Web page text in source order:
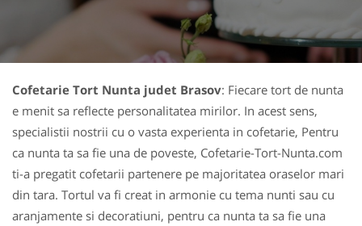
Cofetarie Tort Nunta judet Brasov: Fiecare tort de nunta
e menit sa reflecte personalitatea mirilor. In acest sens,
specialistii nostrii cu o vasta experienta in cofetarie, Pentru
ca nunta ta sa fie una de poveste, Cofetarie-Tort-Nunta.com
ti-a pregatit cofetarii partenere pe majoritatea oraselor mari
din tara. Tortul va fi creat in armonie cu tema nunti sau cu
aranjamente si decoratiuni, pentru ca nunta ta sa fie una